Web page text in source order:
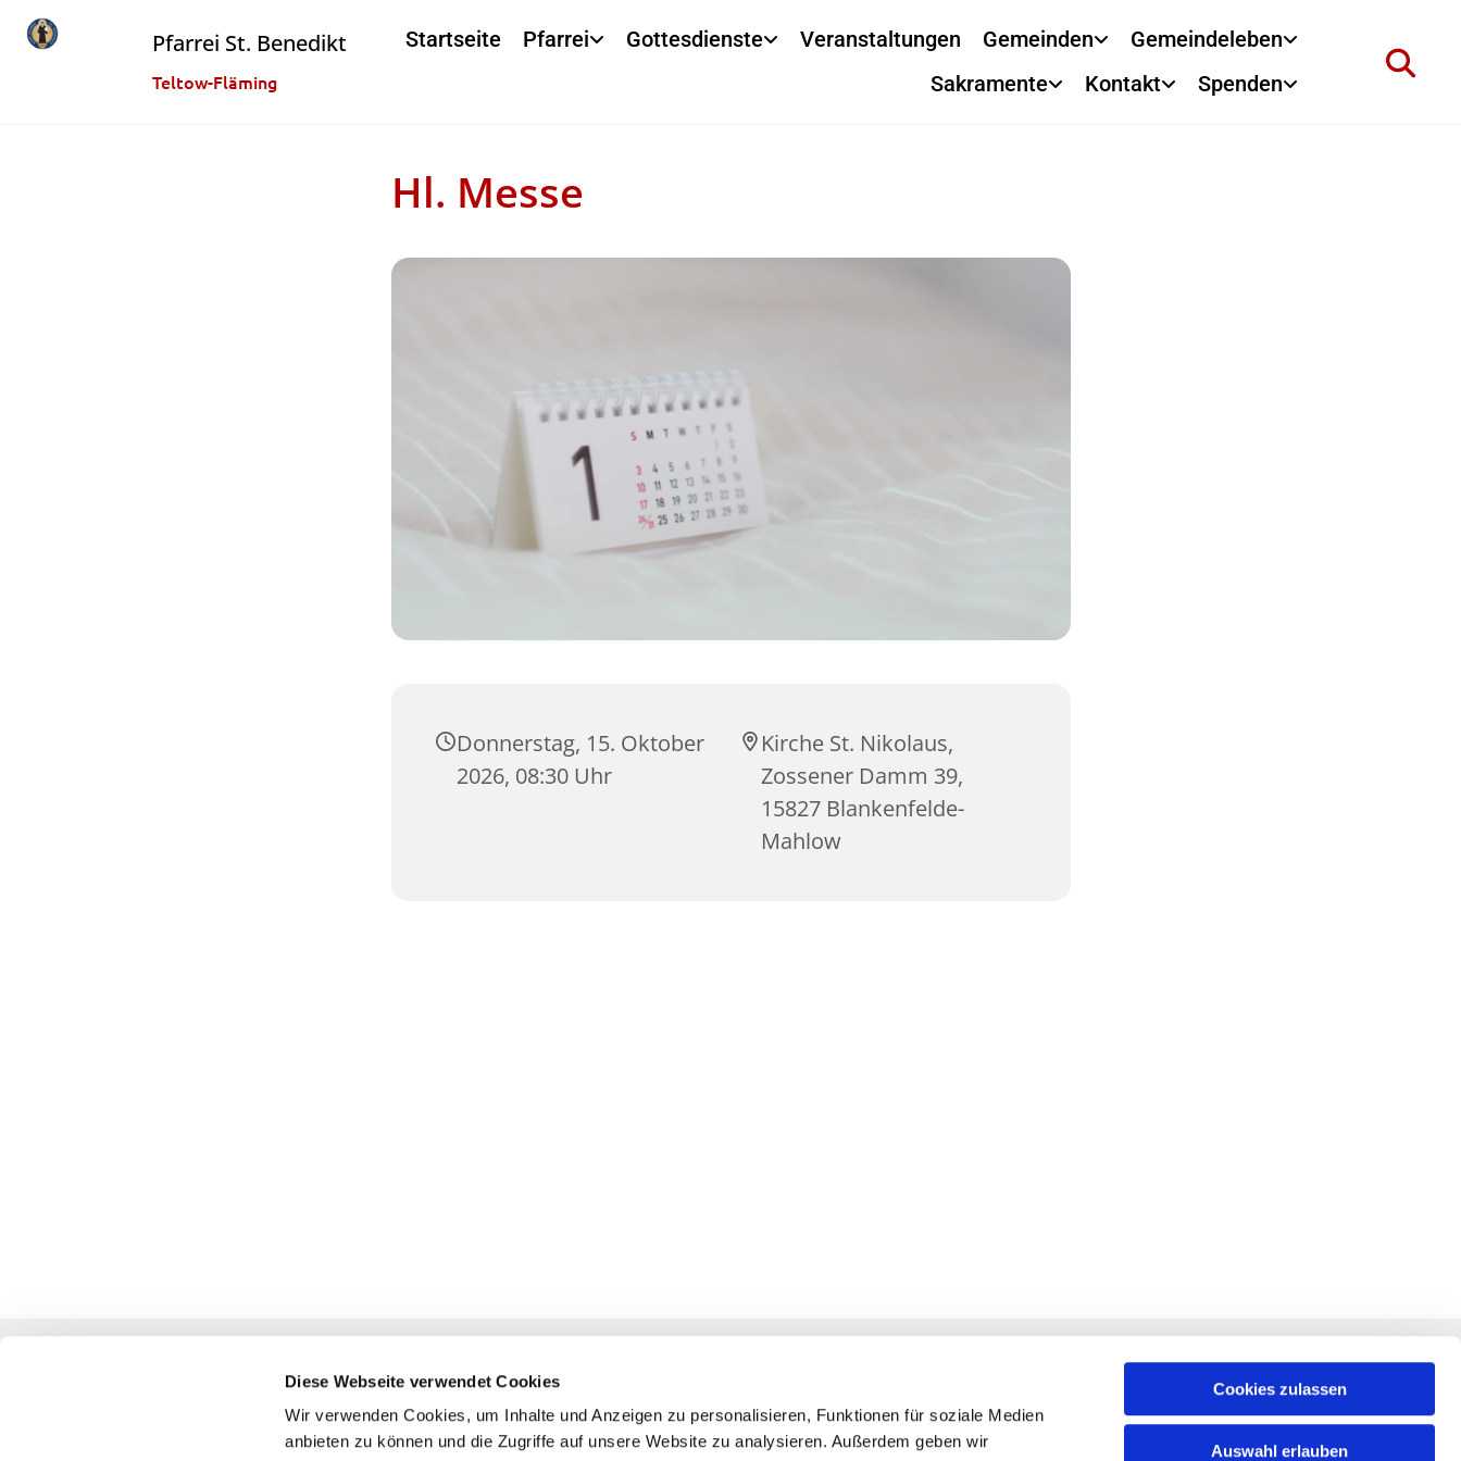
Diese Webseite verwendet Cookies
Wir verwenden Cookies, um Inhalte und Anzeigen zu personalisieren, Funktionen für soziale Medien
anbieten zu können und die Zugriffe auf unsere Website zu analysieren. Außerdem geben wir
Cookies zulassen
Auswahl erlauben
Pfarrei St. Benedikt
Teltow-Fläming
Startseite Pfarrei Gottesdienste Veranstaltungen Gemeinden
Gemeindeleben
Sakramente
Kontakt Spenden
Hl. Messe
Donnerstag, 15. Oktober
2026, 08:30 Uhr
Kirche St. Nikolaus,
Zossener Damm 39,
15827 Blankenfelde-
Mahlow
Katholische Kirchengemeinde
Pfarrei St. Benedikt Teltow-Fläming
Veranstaltungen
Pfarrbüro
Prävention
RECHTLICHES
Datenschutz